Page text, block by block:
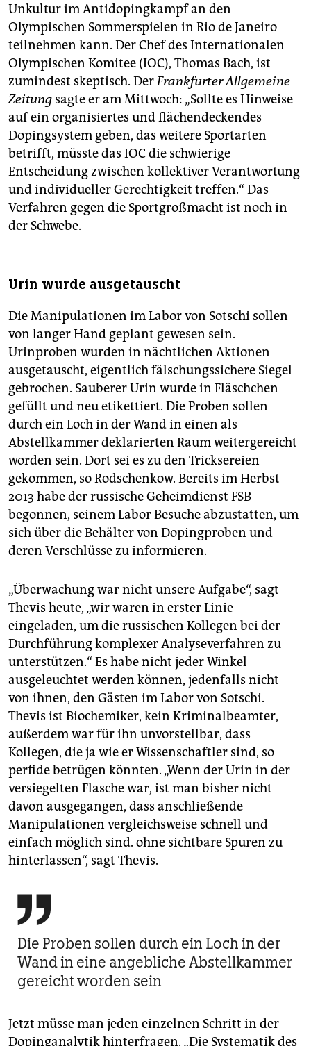
Unkultur im Antidopingkampf an den
Olympischen Sommerspielen in Rio de Janeiro
teilnehmen kann. Der Chef des Internationalen
Olympischen Komitee (IOC), Thomas Bach, ist
zumindest skeptisch. DerFrankfurter Allgemeine
Zeitung sagte er am Mittwoch: „Sollte es Hinweise
auf ein organisiertes und flächendeckendes
Dopingsystem geben, das weitere Sportarten
betrifft, müsste das IOC die schwierige
Entscheidung zwischen kollektiver Verantwortung
und individueller Gerechtigkeit treffen.“ Das
Verfahren gegen die Sportgroßmacht ist noch in
der Schwebe.
Urin wurde ausgetauscht
Die Manipulationen im Labor von Sotschi sollen
von langer Hand geplant gewesen sein.
Urinproben wurden in nächtlichen Aktionen
ausgetauscht, eigentlich fälschungssichere Siegel
gebrochen. Sauberer Urin wurde in Fläschchen
gefüllt und neu etikettiert. Die Proben sollen
durch ein Loch in der Wand in einen als
Abstellkammer deklarierten Raum weitergereicht
worden sein. Dort sei es zu den Tricksereien
gekommen, so Rodschenkow. Bereits im Herbst
2013 habe der russische Geheimdienst FSB
begonnen, seinem Labor Besuche abzustatten, um
sich über die Behälter von Dopingproben und
deren Verschlüsse zu informieren.
„Überwachung war nicht unsere Aufgabe“, sagt
Thevis heute, „wir waren in erster Linie
eingeladen, um die russischen Kollegen bei der
Durchführung komplexer Analyseverfahren zu
unterstützen.“ Es habe nicht jeder Winkel
ausgeleuchtet werden können, jedenfalls nicht
von ihnen, den Gästen im Labor von Sotschi.
Thevis ist Biochemiker, kein Kriminalbeamter,
außerdem war für ihn unvorstellbar, dass
Kollegen, die ja wie er Wissenschaftler sind, so
perfide betrügen könnten. „Wenn der Urin in der
versiegelten Flasche war, ist man bisher nicht
davon ausgegangen, dass anschließende
Manipulationen vergleichsweise schnell und
einfach möglich sind. ohne sichtbare Spuren zu
hinterlassen“, sagt Thevis.

Die Proben sollen durch ein Loch in der
Wand in eine angebliche Abstellkammer
gereicht worden sein
Jetzt müsse man jeden einzelnen Schritt in der
Dopinganalytik hinterfragen. „Die Systematik des